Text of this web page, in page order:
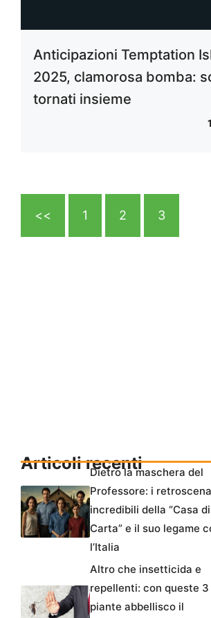
Anticipazioni Temptation
2025, clamorosa bomba:
tornati insieme
<< 1 2 3
Articoli recentiDietro la maschera del
Professore: i retroscena
incredibili della “Casa di
Carta” e il suo legame
l’Italia
Altro che insetticida e
repellenti: con queste 3
piante abbellisco il